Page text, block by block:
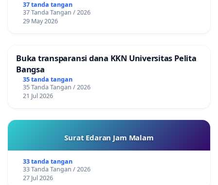
37 tanda tangan
37 Tanda Tangan / 2026
29 May 2026
Buka transparansi dana KKN Universitas Pelita
Bangsa
35 tanda tangan
35 Tanda Tangan / 2026
21 Jul 2026
Surat Edaran Jam Malam
33 tanda tangan
33 Tanda Tangan / 2026
27 Jul 2026